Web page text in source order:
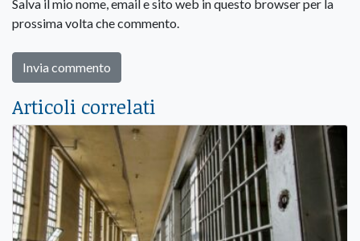
Salva il mio nome, email e sito web in questo browser per la
prossima volta che commento.
Articoli correlati